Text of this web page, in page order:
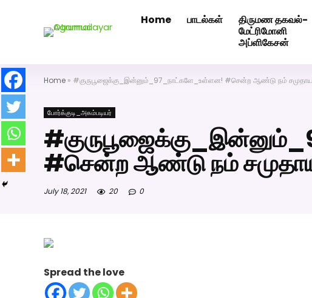
Home பாடல்கள்
திருமண தகவல்-
மேட்ரிமோனி
அப்ளிகேசன்
Home » #குருபூஜைக்கு_இன்னும்_97_நாட்களே_உள்ளன! #சென்ற ஆண்டு நம்
போர்க்குடி_அகம்படியர்
#சென்ற ஆண்டு நம்
July 18, 2021 20 0
Spread the love
அகமுடையார் திருமண வரன்களுக்கு அகமுடையார்மேட்ரி-பெண்